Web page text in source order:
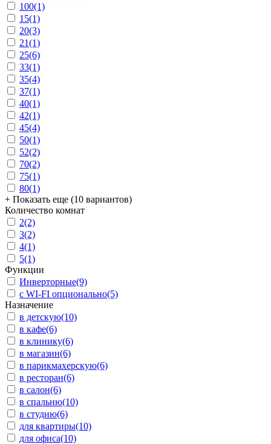
100(1)
15(1)
20(3)
21(1)
25(6)
33(1)
35(4)
37(1)
40(1)
42(1)
45(4)
50(1)
52(2)
70(2)
75(1)
80(1)
+ Показать еще (10 вариантов)
Количество комнат
2(2)
3(2)
4(1)
5(1)
Функции
Инверторные(9)
с WI-FI опционально(5)
Назначение
в детскую(10)
в кафе(6)
в клинику(6)
в магазин(6)
в парикмахерскую(6)
в ресторан(6)
в салон(6)
в спальню(10)
в студию(6)
для квартиры(10)
для офиса(10)